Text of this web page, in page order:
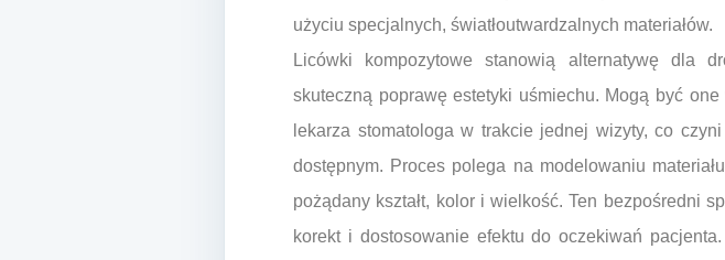
użyciu specjalnych, światłoutwardzalnych materiałów.
Licówki kompozytowe stanowią alternatywę dla
skuteczną poprawę estetyki uśmiechu. Mogą być
lekarza stomatologa w trakcie jednej wizyty, co
dostępnym. Proces polega na modelowaniu
pożądany kształt, kolor i wielkość. Ten bezpośredni
korekt i dostosowanie efektu do oczekiwań